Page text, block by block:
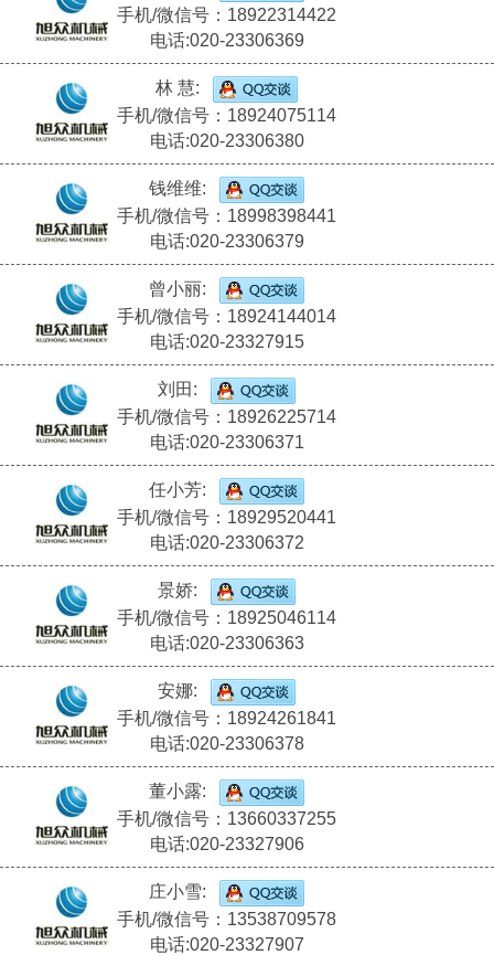
手机/微信号：18922314422
电话:020-23306369
林 慧:
手机/微信号：18924075114
电话:020-23306380
钱维维:
手机/微信号：18998398441
电话:020-23306379
曾小丽:
手机/微信号：18924144014
电话:020-23327915
刘田:
手机/微信号：18926225714
电话:020-23306371
任小芳:
手机/微信号：18929520441
电话:020-23306372
景娇:
手机/微信号：18925046114
电话:020-23306363
安娜:
手机/微信号：18924261841
电话:020-23306378
董小露:
手机/微信号：13660337255
电话:020-23327906
庄小雪:
手机/微信号：13538709578
电话:020-23327907